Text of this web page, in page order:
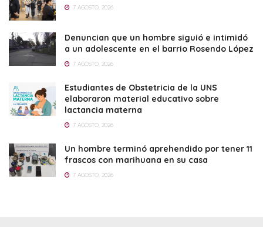
7 AGOSTO, 2026
Denuncian que un hombre siguió e intimidó
a un adolescente en el barrio Rosendo López
7 AGOSTO, 2026
Estudiantes de Obstetricia de la UNS
elaboraron material educativo sobre
lactancia materna
7 AGOSTO, 2026
Un hombre terminó aprehendido por tener 11
frascos con marihuana en su casa
7 AGOSTO, 2026